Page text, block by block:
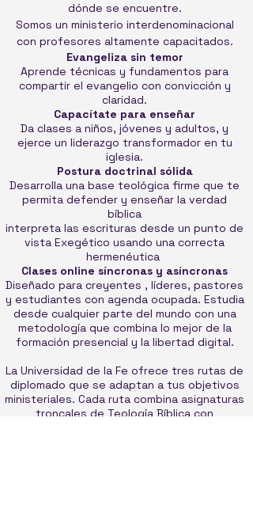
dónde se encuentre.
Somos un ministerio interdenominacional
con profesores altamente capacitados.
Evangeliza sin temor
Aprende técnicas y fundamentos para
compartir el evangelio con convicción y
claridad.
Capacítate para enseñar
Da clases a niños, jóvenes y adultos, y
ejerce un liderazgo transformador en tu
iglesia.
Postura doctrinal sólida
Desarrolla una base teológica firme que te
permita defender y enseñar la verdad
bíblica
interpreta las escrituras desde un punto de
vista Exegético usando una correcta
hermenéutica
Clases online síncronas y asíncronas
Diseñado para creyentes , líderes, pastores
y estudiantes con agenda ocupada. Estudia
desde cualquier parte del mundo con una
metodología que combina lo mejor de la
formación presencial y la libertad digital.
La Universidad de la Fe ofrece tres rutas de
diplomado que se adaptan a tus objetivos
ministeriales. Cada ruta combina asignaturas
troncales de Teología Bíblica con